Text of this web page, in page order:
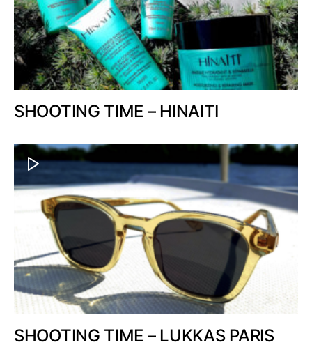
SHOOTING TIME – HINAITI
SHOOTING TIME – LUKKAS PARIS